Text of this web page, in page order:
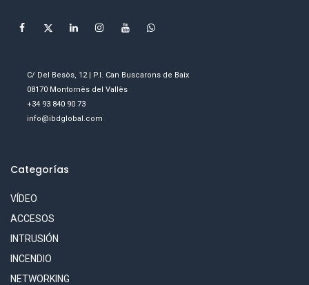
C/ Del Besòs, 12 | P.I. Can Buscarons de Baix
08170 Montornès del Vallès
+34 93 840 90 73
info@ibdglobal.com
Categorías
VÍDEO
ACCESOS
INTRUSIÓN
INCENDIO
NETWORKING